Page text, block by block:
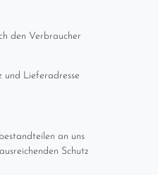
den Verbraucher
und Lieferadresse
an uns
Schutz